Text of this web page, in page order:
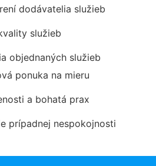
dodávatelia služieb
služieb
objednaných služieb
ponuka na mieru
a bohatá prax
prípadnej nespokojnosti